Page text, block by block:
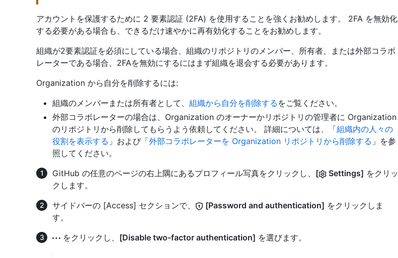
アカウントを保護するために 2 要素認証 (2FA) を使用することを強くお勧めします。 2FA を無効化
する必要がある場合も、できるだけ速やかに再有効化することをお勧めします。
組織が2要素認証を必須にしている場合、組織のリポジトリのメンバー、所有者、または外部コラボ
レーターである場合、2FAを無効にするにはまず組織を退会する必要があります。
Organization から自分を削除するには:
組織のメンバーまたは所有者として、 組織から自分を削除する をご覧ください。
外部コラボレーターの場合は、Organization のオーナーかリポジトリの管理者に Organization
のリポジトリから削除してもらうよう依頼してください。 詳細については、「組織内の人々の
役割を表示する 」および「外部コラボレーターを Organization リポジトリから削除する 」を参
照してください。
GitHub の任意のページの右上隅にあるプロフィール写真をクリックし、 [ Settings] をクリッ
クします。
サイドバーの [Access] セクションで、
[Password and authentication] をクリックしま
す。
をクリックし、 [Disable two-factor authentication] を選びます。